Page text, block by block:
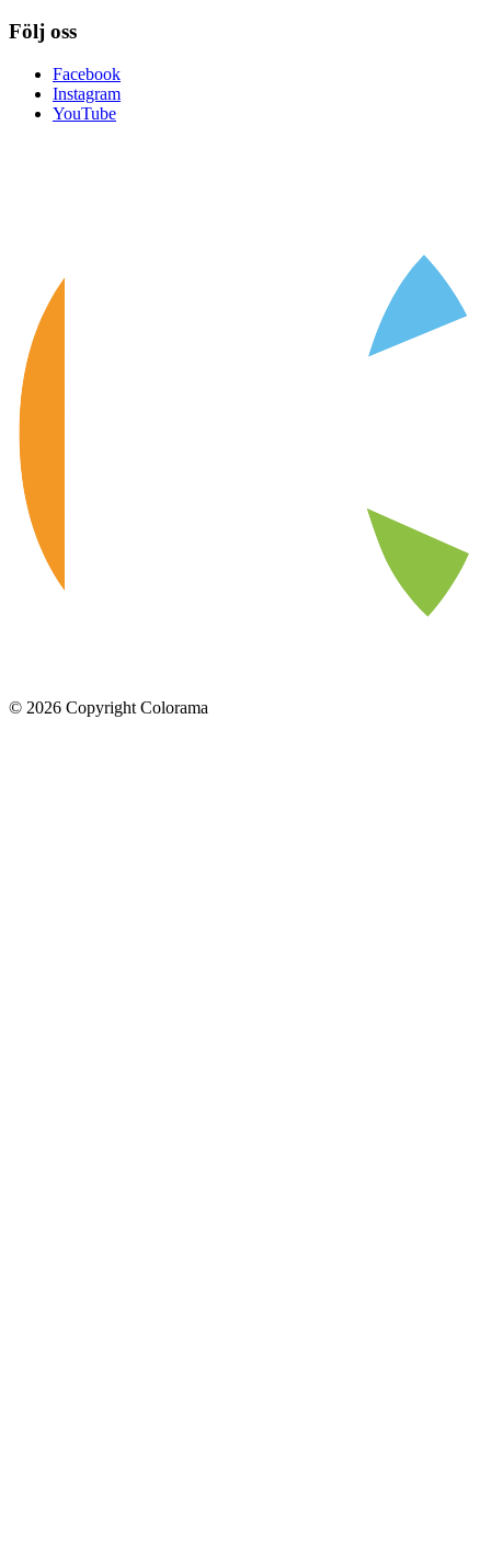
Följ oss
Facebook
Instagram
YouTube
© 2026 Copyright Colorama